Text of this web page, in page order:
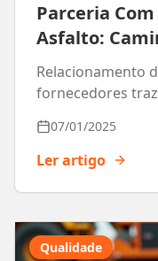
Parceria
Asfalto:
Relacionamento
fornecedores
07/01/2025
Ler artigo
Qualidade